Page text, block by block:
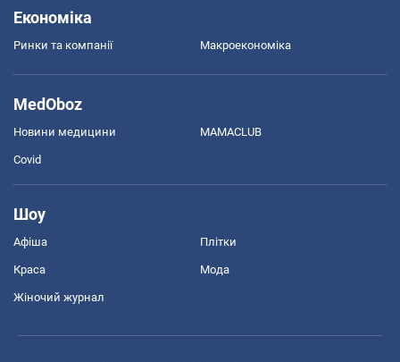
Економіка
Ринки та компанії Макроекономіка
MedOboz
Новини медицини MAMACLUB
Covid
Шоу
Афіша Плітки
Краса Мода
Жіночий журнал